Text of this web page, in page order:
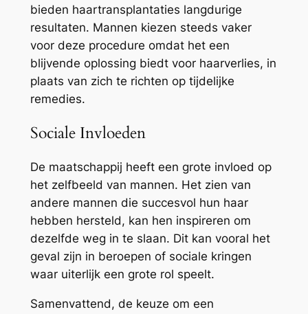
bieden haartransplantaties langdurige
resultaten. Mannen kiezen steeds vaker
voor deze procedure omdat het een
blijvende oplossing biedt voor haarverlies, in
plaats van zich te richten op tijdelijke
remedies.
Sociale Invloeden
De maatschappij heeft een grote invloed op
het zelfbeeld van mannen. Het zien van
andere mannen die succesvol hun haar
hebben hersteld, kan hen inspireren om
dezelfde weg in te slaan. Dit kan vooral het
geval zijn in beroepen of sociale kringen
waar uiterlijk een grote rol speelt.
Samenvattend, de keuze om een